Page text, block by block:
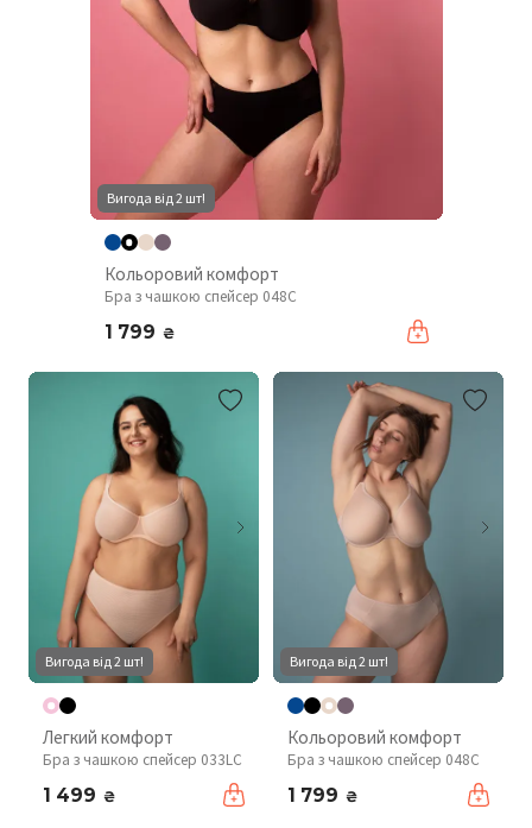
Вигода від 2 шт!
Кольоровий комфорт
Бра з чашкою спейсер 048C
1 799 ₴
Вигода від 2 шт!
Легкий комфорт
Бра з чашкою спейсер 033LC
1 499 ₴
Вигода від 2 шт!
Кольоровий комфорт
Бра з чашкою спейсер 048C
1 799 ₴